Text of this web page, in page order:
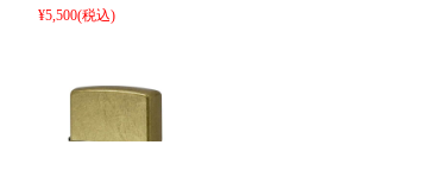
¥5,500(税込)